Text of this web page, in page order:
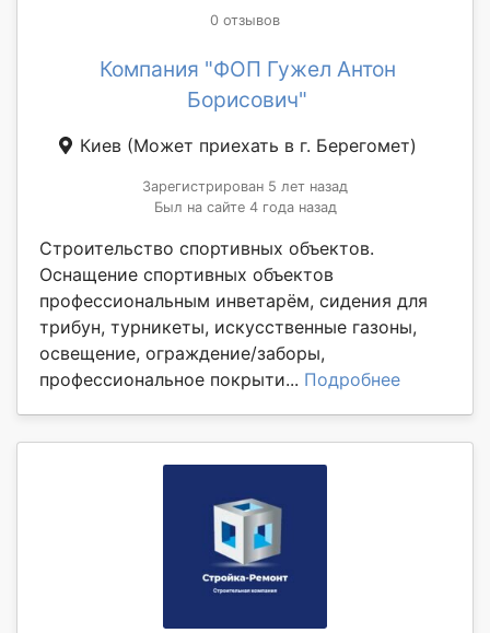
0 отзывов
Компания "ФОП Гужел Антон
Борисович"
Киев (Может приехать в г. Берегомет)
Зарегистрирован 5 лет назад
Был на сайте 4 года назад
Строительство спортивных объектов.
Оснащение спортивных объектов
профессиональным инветарём, сидения для
трибун, турникеты, искусственные газоны,
освещение, ограждение/заборы,
профессиональное покрыти... Подробнее